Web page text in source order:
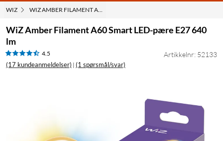
WIZ WIZ AMBER FILAMENT A60 SMART LED-PÆRE E27 640 LM
WiZ Amber Filament A60 Smart LED-pære E27 640
lm
4.5
(17 kundeanmeldelser) | (1 spørsmål/svar)
Artikkelnr: 52133